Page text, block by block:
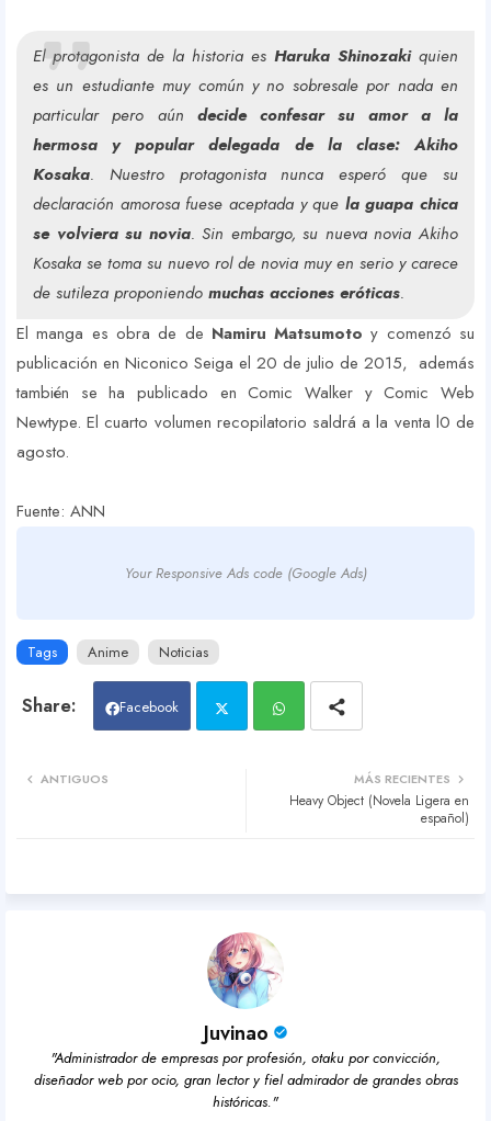
El protagonista de la historia es Haruka Shinozakiquien
es un estudiante muy común y no sobresale por nada en
particular pero aún decide confesar su amor a la
hermosa y popular delegada de la clase: Akiho
Kosaka. Nuestro protagonista nunca esperó que su
declaración amorosa fuese aceptada y que la guapa chica
se volviera su novia. Sin embargo, su nueva novia Akiho
Kosaka se toma su nuevo rol de novia muy en serio y carece
de sutileza proponiendo muchas acciones eróticas.
El manga es obra de de Namiru Matsumoto y comenzó su
publicación en Niconico Seiga el 20 de julio de 2015, además
también se ha publicado en Comic Walker y Comic Web
Newtype. El cuarto volumen recopilatorio saldrá a la venta l0 de
agosto.
Fuente: ANN
Your Responsive Ads code (Google Ads)
Tags Anime Noticias
Facebook
atsa
MÁS RECIENTES
Heavy Object (Novela Ligera en
español)
ANTIGUOS
Juvinao
"Administrador de empresas por profesión, otaku por convicción,
diseñador web por ocio, gran lector y fiel admirador de grandes obras
históricas."